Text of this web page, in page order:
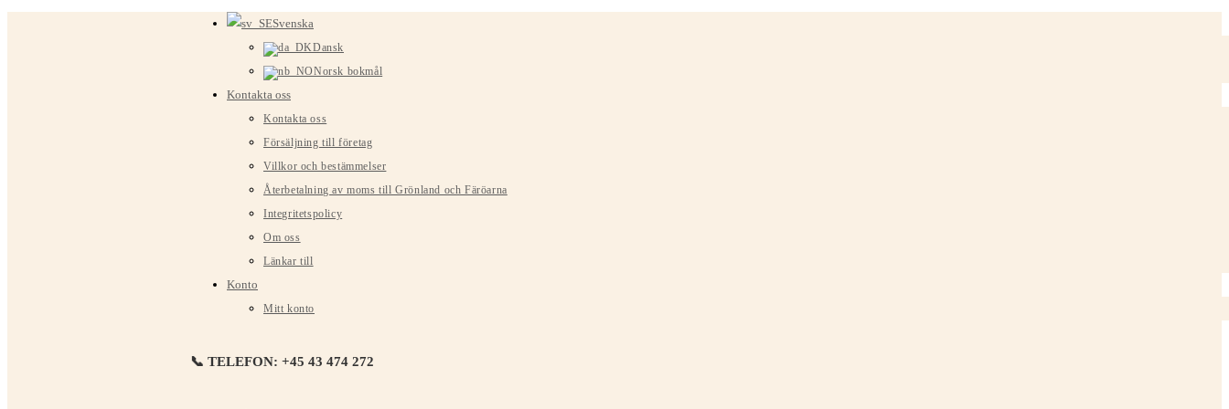
Svenska
Dansk
Norsk bokmål
Kontakta oss
Kontakta oss
Försäljning till företag
Villkor och bestämmelser
Återbetalning av moms till Grönland och Färöarna
Integritetspolicy
Om oss
Länkar till
Konto
Mitt konto
📞 TELEFON: +45 43 474 272